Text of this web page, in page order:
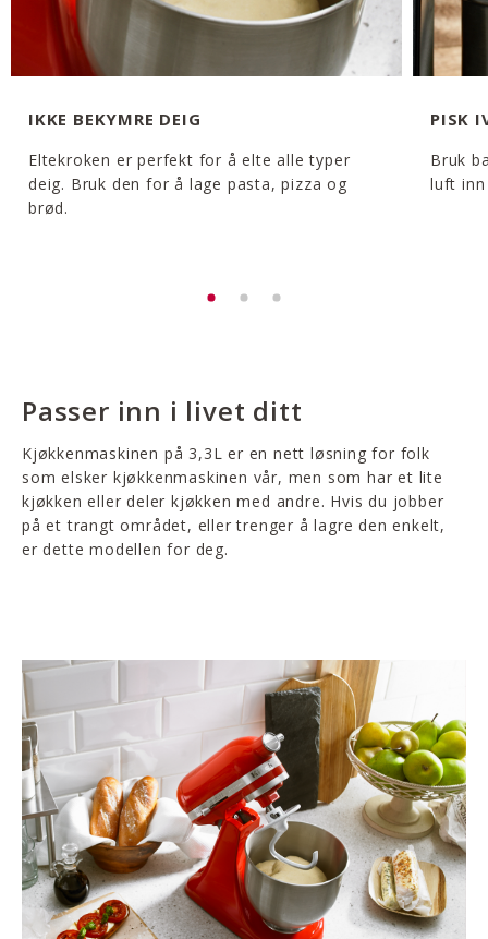
IKKE BEKYMRE DEIG
Eltekroken er perfekt for å elte alle typer
deig. Bruk den for å lage pasta, pizza og
brød.
PISK
Bruk
luft inn
Passer inn i livet ditt
Kjøkkenmaskinen på 3,3L er en nett løsning for folk
som elsker kjøkkenmaskinen vår, men som har et lite
kjøkken eller deler kjøkken med andre. Hvis du jobber
på et trangt området, eller trenger å lagre den enkelt,
er dette modellen for deg.